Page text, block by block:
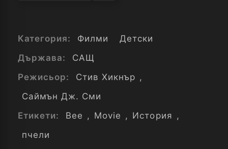
Категория: Филми
Детски
Държава:
САЩ
Режисьор:
Стив Хикнър ,
Саймън Дж. Сми
Етикети:
Bee , Movie , История ,
пчели